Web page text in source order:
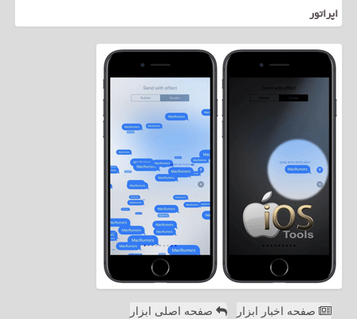
اپراتور
صفحه اخبار ابزار صفحه اصلی ابزار